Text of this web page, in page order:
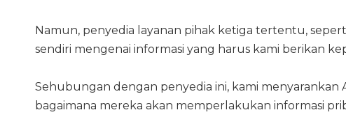
Namun, penyedia layanan pihak ketiga tertentu,
sendiri mengenai informasi yang harus kami berikan
Sehubungan dengan penyedia ini, kami
bagaimana mereka akan memperlakukan informasi